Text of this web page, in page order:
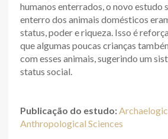
humanos enterrados, o novo estudo
enterro dos animais domésticos
status, poder e riqueza. Isso é
que algumas poucas crianças
com esses animais, sugerindo um
status social.
Publicação do estudo:
Anthropological Sciences